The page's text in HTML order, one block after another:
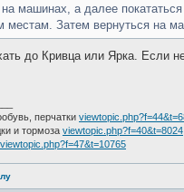
машинах, а далее
местам. Затем вернуться на
до Кривца или Ярка. Если
перчатки
и тормоза viewtopic.php?f=40&t=8024
viewtopic.php?f=47&t=10765